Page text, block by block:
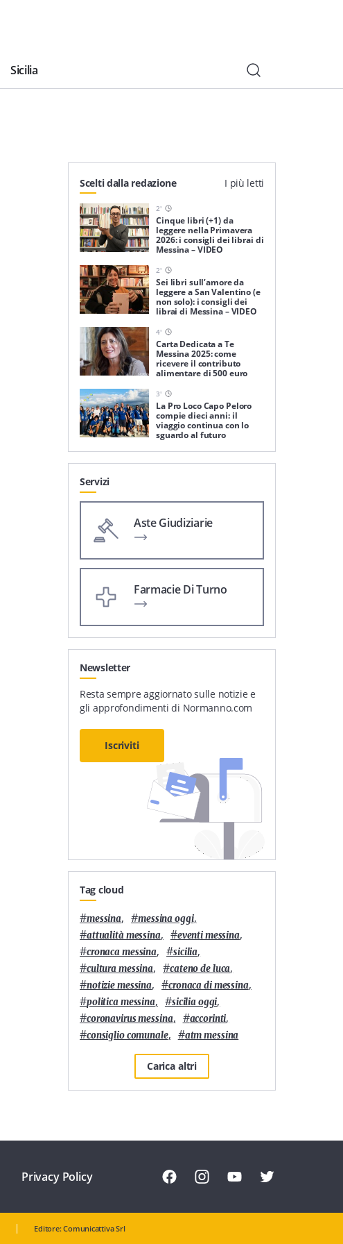
Sicilia
Scelti dalla redazione I più letti
2'
Cinque libri (+1) da
leggere nella Primavera
2026: i consigli dei librai di
Messina – VIDEO
2'
Sei libri sull’amore da
leggere a San Valentino (e
non solo): i consigli dei
librai di Messina – VIDEO
4'
Carta Dedicata a Te
Messina 2025: come
ricevere il contributo
alimentare di 500 euro
3'
La Pro Loco Capo Peloro
compie dieci anni: il
viaggio continua con lo
sguardo al futuro
Servizi
Aste Giudiziarie
Farmacie Di Turno
Newsletter
Resta sempre aggiornato sulle notizie e
gli approfondimenti di Normanno.com
Iscriviti
Tag cloud
#messina, #messina oggi,
#attualità messina, #eventi messina,
#cronaca messina, #sicilia,
#cultura messina, #cateno de luca,
#notizie messina, #cronaca di messina,
#politica messina, #sicilia oggi,
#coronavirus messina, #accorinti,
#consiglio comunale, #atm messina
Carica altri
Privacy Policy
Editore: Comunicattiva Srl